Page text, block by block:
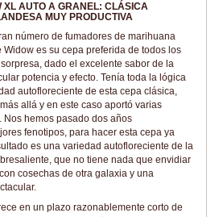
XL AUTO A GRANEL: CLÁSICA
MUY PRODUCTIVA
número de fumadores de marihuana
es su cepa preferida de todos los
dado el excelente sabor de la
potencia y efecto. Tenía toda la lógica
autofloreciente de esta cepa clásica,
allá y en este caso aportó varias
Nos hemos pasado dos años
fenotipos, para hacer esta cepa ya
es una variedad autofloreciente de la
que no tiene nada que envidiar
cosechas de otra galaxia y una
en un plazo razonablemente corto de